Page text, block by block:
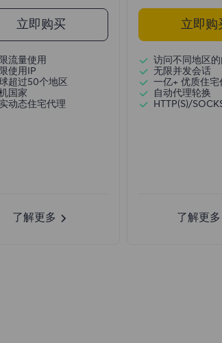
立即购买
流量使用
使用IP
超过50个地区
国家
动态住宅代理
了解更多
立即购
访问不同地区的
无限并发会话
一亿+ 优质住宅
自动代理轮换
HTTP(S)/
了解更多